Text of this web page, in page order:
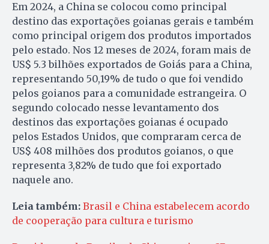
Em 2024, a China se colocou como principal
destino das exportações goianas gerais e também
como principal origem dos produtos importados
pelo estado. Nos 12 meses de 2024, foram mais de
US$ 5.3 bilhões exportados de Goiás para a China,
representando 50,19% de tudo o que foi vendido
pelos goianos para a comunidade estrangeira. O
segundo colocado nesse levantamento dos
destinos das exportações goianas é ocupado
pelos Estados Unidos, que compraram cerca de
US$ 408 milhões dos produtos goianos, o que
representa 3,82% de tudo que foi exportado
naquele ano.
Leia também: Brasil e China estabelecem acordo
de cooperação para cultura e turismo